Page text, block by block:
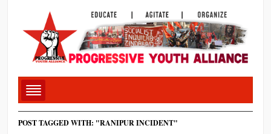
POST TAGGED WITH: "RANIPUR INCIDENT"